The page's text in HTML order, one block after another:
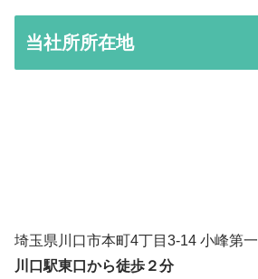
当社所所在地
埼玉県川口市本町4丁目3-14 小峰第
川口駅東口から徒歩２分